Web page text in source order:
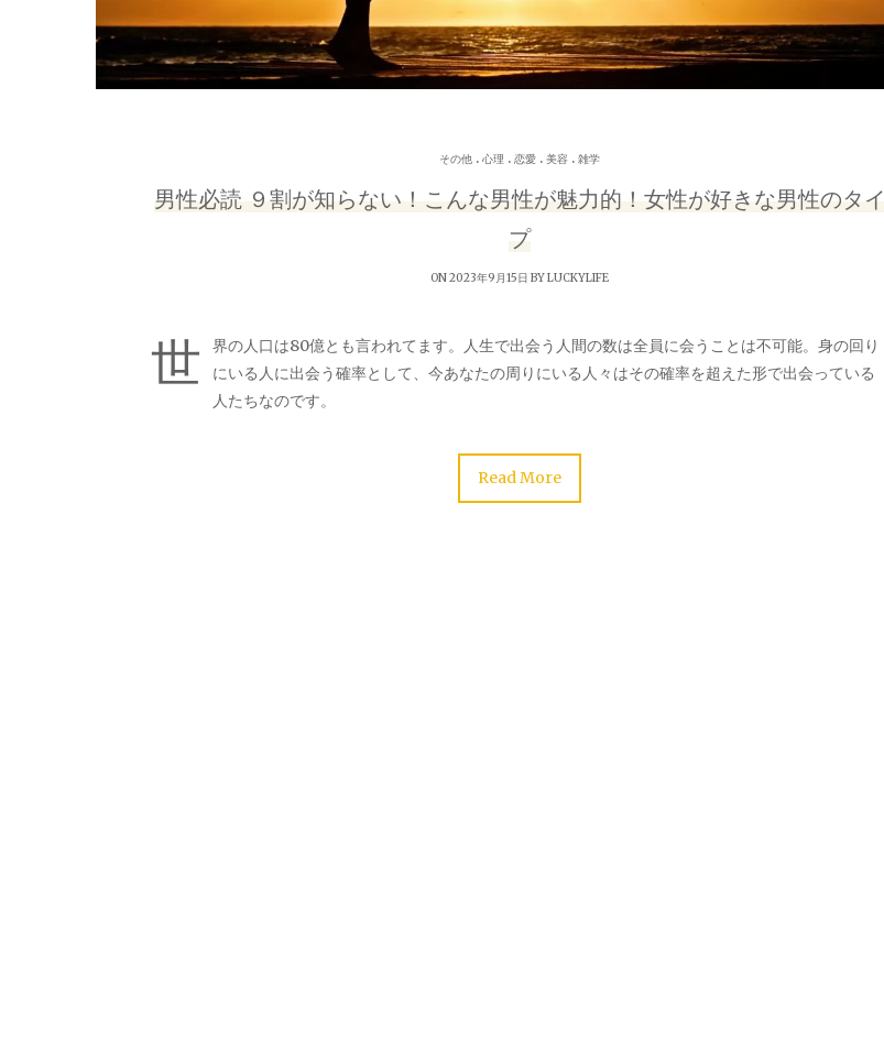
その他 . 心理 . 恋愛 . 美容 . 雑学
男性必読 ９割が知らない！こんな男性が魅力的！女性が好きな男性のタイ
プ
ON 2023年9月15日 BYLUCKYLIFE
世
界の人口は80億とも言われてます。人生で出会う人間の数は全員に会うことは不可能。身の回り
にいる人に出会う確率として、今あなたの周りにいる人々はその確率を超えた形で出会っている
人たちなのです。
Read More